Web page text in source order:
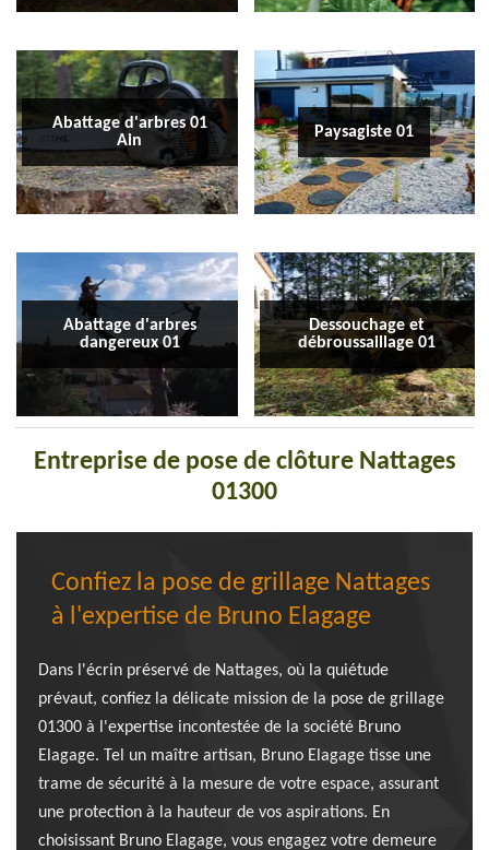
Abattage d'arbres 01
Ain
Paysagiste 01
Abattage d'arbres
dangereux 01
Dessouchage et
débroussaillage 01
Entreprise de pose de clôture Nattages
01300
Confiez la pose de grillage Nattages
à l'expertise de Bruno Elagage
Dans l'écrin préservé de Nattages, où la quiétude
prévaut, confiez la délicate mission de la pose de grillage
01300 à l'expertise incontestée de la société Bruno
Elagage. Tel un maître artisan, Bruno Elagage tisse une
trame de sécurité à la mesure de votre espace, assurant
une protection à la hauteur de vos aspirations. En
choisissant Bruno Elagage, vous engagez votre demeure